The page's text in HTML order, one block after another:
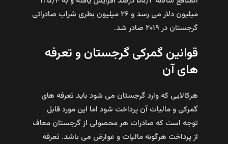
میلیون دلار می رسد و ۲۶ میلیون بطری شراب صادراتی
گرجستان در ۲۰۱۹ صادر شد.
قوانین گمرکی گرجستان و تعرفه
های آن
هرکالایی که وارد گرجستان می شود باید تعرفه های
گمرکی و مالیات آن پرداخت شود اما این مورد قابل
توجه است که صادرات هر محصولی از گرجستان معاف
از پرداخت هرگونه مالیات و عوارض می باشد. تعرفه